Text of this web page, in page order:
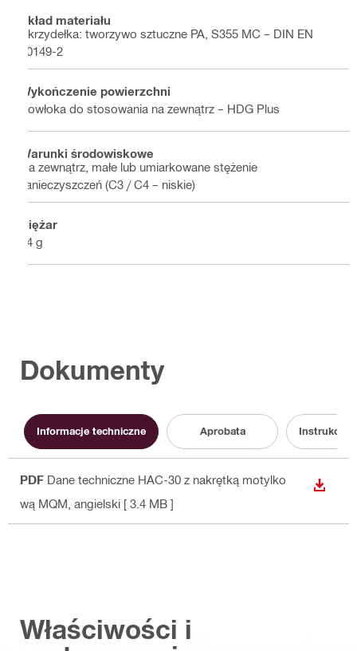
Skład materiału
Skrzydełka: tworzywo sztuczne PA, S355 MC – DIN EN
10149-2
Wykończenie powierzchni
Powłoka do stosowania na zewnątrz – HDG Plus
Warunki środowiskowe
Na zewnątrz, małe lub umiarkowane stężenie
zanieczyszczeń (C3 / C4 – niskie)
Ciężar
24 g
Dokumenty
Informacje techniczne Aprobata Instrukcja
PDF Dane techniczne HAC-30 z nakrętką motylko
wą MQM , angielski [ 3.4 MB ]
Właściwości i